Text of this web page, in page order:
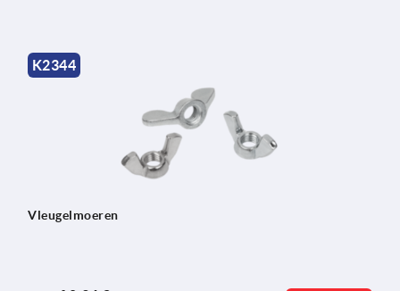
K2344
Vleugelmoeren